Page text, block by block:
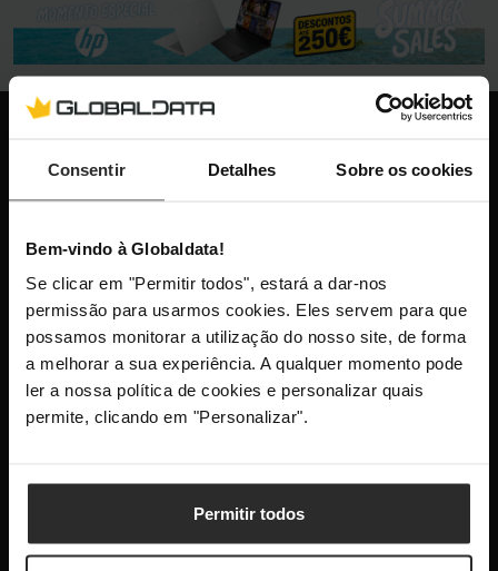
Consentir Detalhes Sobre os cookies
Bem-vindo à Globaldata!
Se clicar em "Permitir todos", estará a dar-nos
permissão para usarmos cookies. Eles servem para que
possamos monitorar a utilização do nosso site, de forma
a melhorar a sua experiência. A qualquer momento pode
ler a nossa política de cookies e personalizar quais
permite, clicando em "Personalizar".
Permitir todos
+351 300 600 520
dias úteis das 10h-13h e 14h-18h
As nossas comunidades
Mantenha-me atualizado com as últimas
novidades, lançamentos de produtos e
promoções.
Este site está protegido pelo reCAPTCHA e aplica-se a